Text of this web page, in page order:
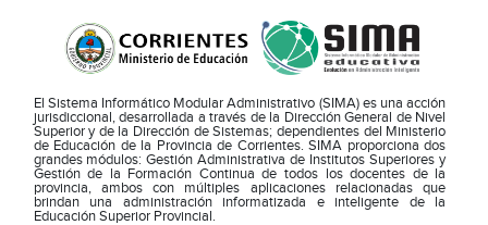
El Sistema Informático Modular Administrativo (SIMA) es una acción
jurisdiccional, desarrollada a través de la Dirección General de Nivel
Superior y de la Dirección de Sistemas; dependientes del Ministerio
de Educación de la Provincia de Corrientes. SIMA proporciona dos
grandes módulos: Gestión Administrativa de Institutos Superiores y
Gestión de la Formación Continua de todos los docentes de la
provincia, ambos con múltiples aplicaciones relacionadas que
brindan una administración informatizada e inteligente de la
Educación Superior Provincial.